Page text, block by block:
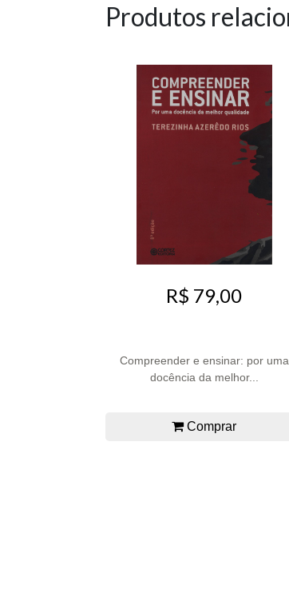
Produtos
R$ 79,00
Compreender e ensinar: por uma
docência da melhor...
Comprar